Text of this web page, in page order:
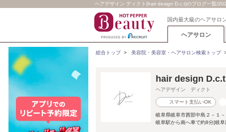
ヘアデザイン ディクト(hair design D.c.t)のブログ一覧/
国内最大級のヘアサロ
ヘアサロン
総合トップ> 美容院・美容室・ヘアサロン検索トップ
hair design D.c.t
ヘアデザイン ディクト
スマート支払いOK
岐阜県岐阜市茜部中島２－１－
岐阜駅から南へ車で約8分[岐